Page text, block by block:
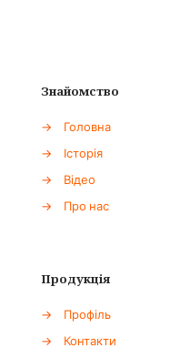
Знайомство
→
Головна
→
Історія
→
Відео
→
Про нас
Продукція
→
Профіль
→
Контакти